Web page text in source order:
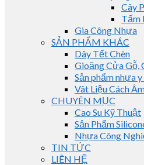
Cây
Tấm
Gia Công Nhựa
SẢN PHẨM KHÁC
Dây Tết Chèn
Gioăng Cửa Gỗ,
Sản phẩm nhựa
Vât Liệu Cách
CHUYÊN MỤC
Cao Su Kỹ Thuật
Sản Phẩm
Nhựa Công
TIN TỨC
LIÊN HỆ